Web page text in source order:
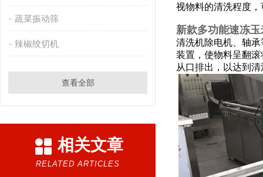
蔬菜振动筛
辣椒绞切机
查看全部
相关文章
RELATED ARTICLES
视物料的清洗程度
新款多功能速冻
清洗机除电机、轴
装置，使物料呈翻
从口排出，以达到